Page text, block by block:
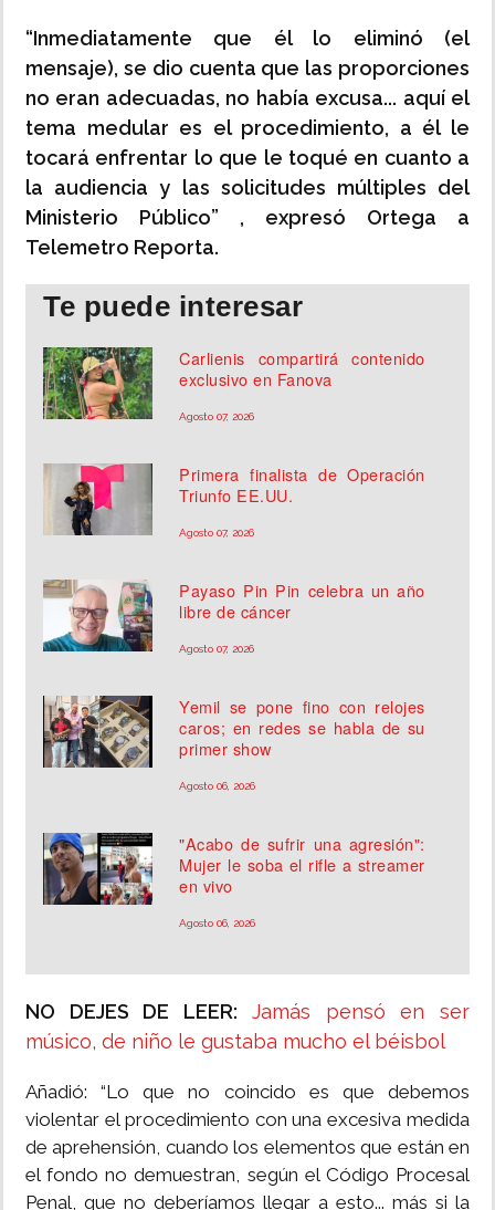
“Inmediatamente que él lo eliminó (el
mensaje), se dio cuenta que las proporciones
no eran adecuadas, no había excusa... aquí el
tema medular es el procedimiento, a él le
tocará enfrentar lo que le toqué en cuanto a
la audiencia y las solicitudes múltiples del
Ministerio Público” , expresó Ortega a
Telemetro Reporta.
Te puede interesar
Carlienis compartirá contenido
exclusivo en Fanova
Agosto 07, 2026
Primera finalista de Operación
Triunfo EE.UU.
Agosto 07, 2026
Payaso Pin Pin celebra un año
libre de cáncer
Agosto 07, 2026
Yemil se pone fino con relojes
caros; en redes se habla de su
primer show
Agosto 06, 2026
"Acabo de sufrir una agresión":
Mujer le soba el rifle a streamer
en vivo
Agosto 06, 2026
NO DEJES DE LEER: Jamás pensó en ser
músico, de niño le gustaba mucho el béisbol
Añadió: “Lo que no coincido es que debemos
violentar el procedimiento con una excesiva medida
de aprehensión, cuando los elementos que están en
el fondo no demuestran, según el Código Procesal
Penal, que no deberíamos llegar a esto... más si la